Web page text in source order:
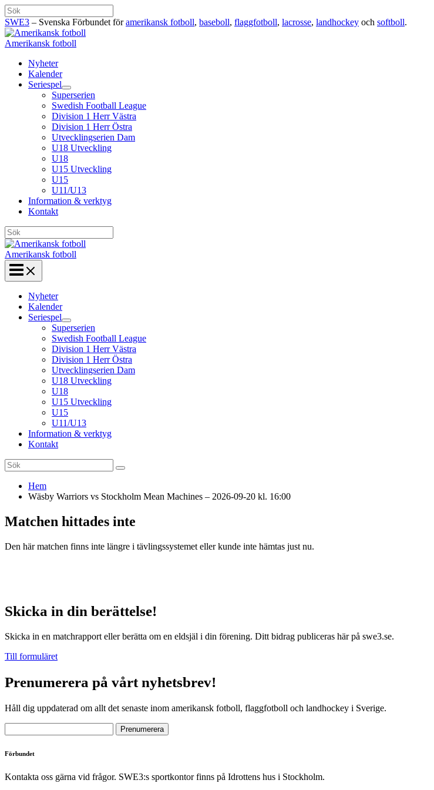
Hoppa
till
innehåll
Sök
SWE3 – Svenska Förbundet föramerikansk fotboll, baseboll, flaggfotboll, lacrosse, landhockey och softboll.
Amerikansk fotboll
Nyheter
Kalender
Seriespel
Superserien
Swedish Football League
Division 1 Herr Västra
Division 1 Herr Östra
Utvecklingserien Dam
U18 Utveckling
U18
U15 Utveckling
U15
U11/U13
Information & verktyg
Kontakt
Sök
Amerikansk fotboll
Nyheter
Kalender
Seriespel
Superserien
Swedish Football League
Division 1 Herr Västra
Division 1 Herr Östra
Utvecklingserien Dam
U18 Utveckling
U18
U15 Utveckling
U15
U11/U13
Information & verktyg
Kontakt
Search
for:
Hem
Wäsby Warriors vs Stockholm Mean Machines – 2026-09-20 kl. 16:00
Matchen hittades inte
Den här matchen finns inte längre i tävlingssystemet eller kunde inte hämtas just nu.
Skicka in din berättelse!
Skicka in en matchrapport eller berätta om en eldsjäl i din förening. Ditt bidrag publiceras här på swe3.se.
Till formuläret
Prenumerera på vårt nyhetsbrev!
Håll dig uppdaterad om allt det senaste inom amerikansk fotboll, flaggfotboll och landhockey i Sverige.
Förbundet
Kontakta oss gärna vid frågor. SWE3:s sportkontor finns på Idrottens hus i Stockholm.